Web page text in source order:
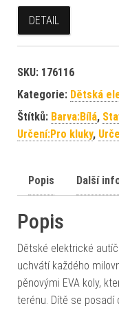
DETAIL
SKU: 176116
Kategorie: Dětská
Štítků: Barva:Bílá,
Určení:Pro kluky,
Popis Další
Popis
Dětské elektrické
uchvátí každého
pěnovými EVA koly,
terénu. Dítě se posadí